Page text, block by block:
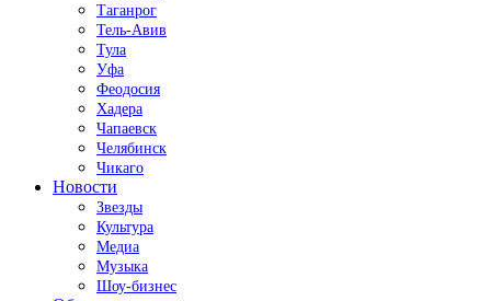
Таганрог
Тель-Авив
Тула
Уфа
Феодосия
Хадера
Чапаевск
Челябинск
Чикаго
Новости
Звезды
Культура
Медиа
Музыка
Шоу-бизнес